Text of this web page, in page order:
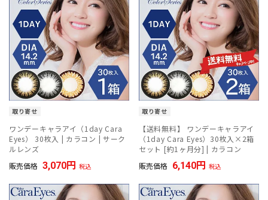
取り寄せ
ワンデーキャラアイ（1day Cara
Eyes） 30枚入 | カラコン | サーク
ルレンズ
販売価格 3,070 税込
取り寄せ
【送料無料】 ワンデーキャラアイ
（1day Cara Eyes）30枚入×2箱
セット [約1ヶ月分] | カラコン
販売価格 6,140 税込